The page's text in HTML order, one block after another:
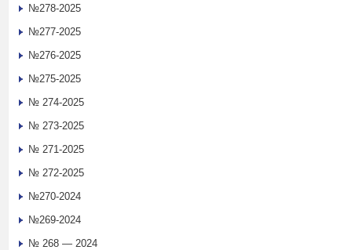
№278-2025
№277-2025
№276-2025
№275-2025
№ 274-2025
№ 273-2025
№ 271-2025
№ 272-2025
№270-2024
№269-2024
№ 268 — 2024